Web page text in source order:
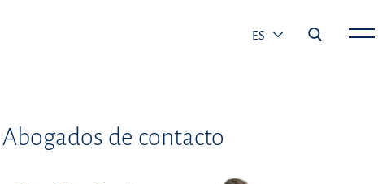
ES
Abogados de contacto